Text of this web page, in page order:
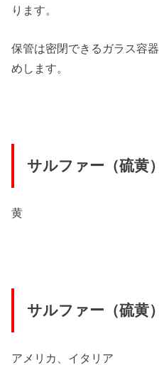
ります。
保管は密閉できるガラス容
めします。
サルファー（硫黄
黄
サルファー（硫黄
アメリカ、イタリア